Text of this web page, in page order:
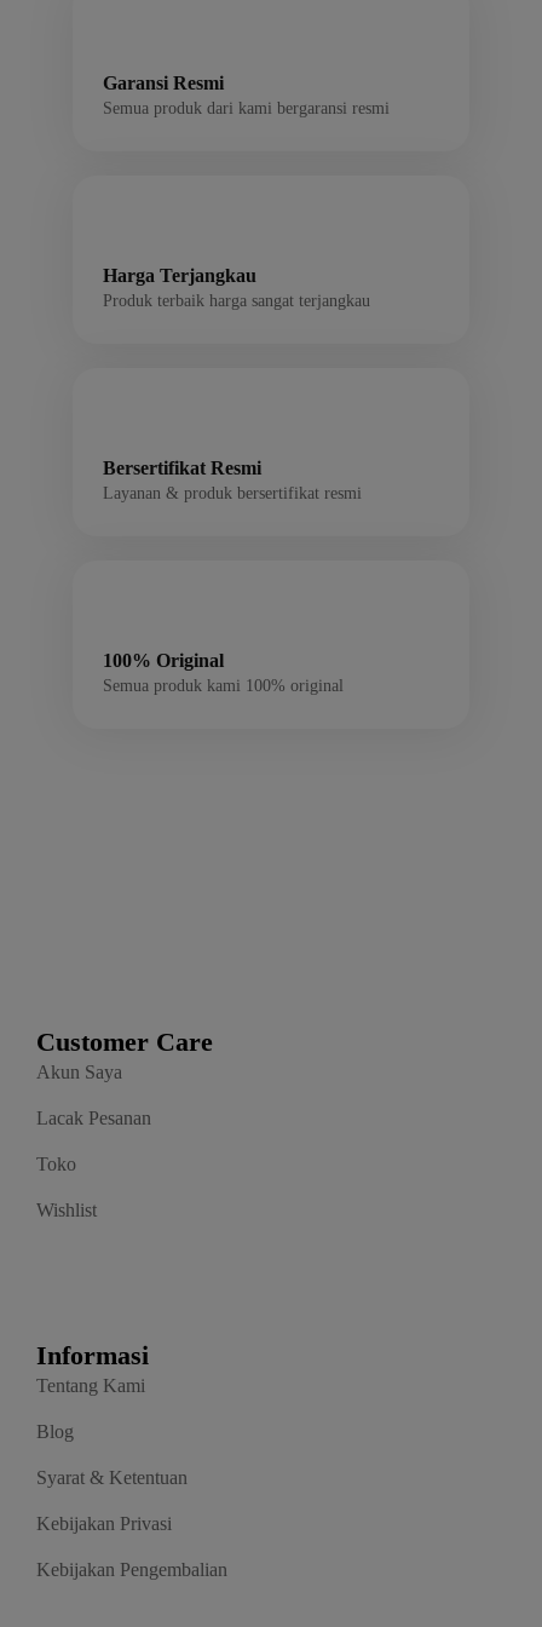
Garansi Resmi
Semua produk dari kami bergaransi resmi
Harga Terjangkau
Produk terbaik harga sangat terjangkau
Bersertifikat Resmi
Layanan & produk bersertifikat resmi
100% Original
Semua produk kami 100% original
Customer Care
Akun Saya
Lacak Pesanan
Toko
Wishlist
Informasi
Tentang Kami
Blog
Syarat & Ketentuan
Kebijakan Privasi
Kebijakan Pengembalian